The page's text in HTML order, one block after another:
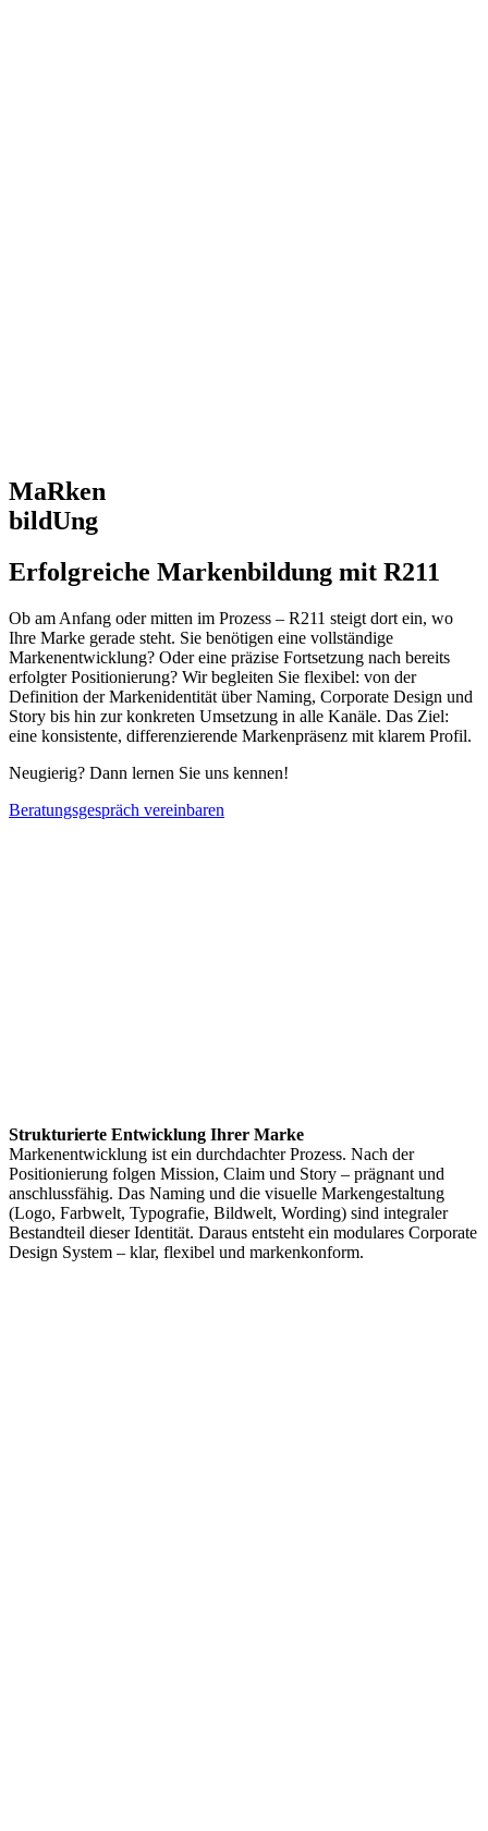
MaRken
bildUng
Erfolgreiche Markenbildung mit R211
Ob am Anfang oder mitten im Prozess – R211 steigt dort ein, wo
Ihre Marke gerade steht. Sie benötigen eine vollständige
Markenentwicklung? Oder eine präzise Fortsetzung nach bereits
erfolgter Positionierung? Wir begleiten Sie flexibel: von der
Definition der Markenidentität über Naming, Corporate Design und
Story bis hin zur konkreten Umsetzung in alle Kanäle. Das Ziel:
eine konsistente, differenzierende Markenpräsenz mit klarem Profil.
Neugierig? Dann lernen Sie uns kennen!
Beratungsgespräch vereinbaren
Strukturierte Entwicklung Ihrer Marke
Markenentwicklung ist ein durchdachter Prozess. Nach der
Positionierung folgen Mission, Claim und Story – prägnant und
anschlussfähig. Das Naming und die visuelle Markengestaltung
(Logo, Farbwelt, Typografie, Bildwelt, Wording) sind integraler
Bestandteil dieser Identität. Daraus entsteht ein modulares Corporate
Design System – klar, flexibel und markenkonform.